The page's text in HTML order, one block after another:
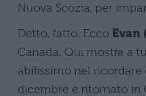
Nuova Scozia, per
Detto, fatto. Ecco Evan
Canada. Qui mostra a
abilissimo nel ricordare
dicembre è ritornato in